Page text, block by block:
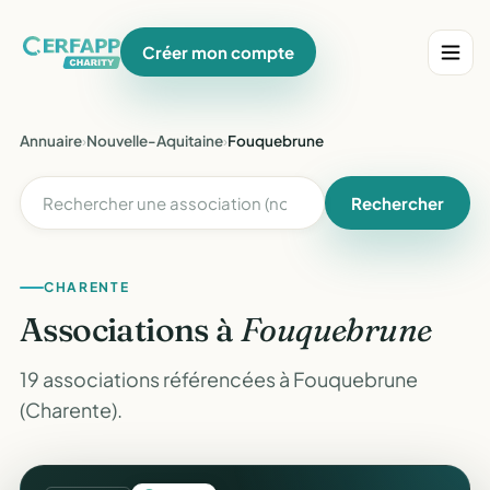
Créer mon compte
Annuaire›Nouvelle-Aquitaine›Fouquebrune
Rechercher
CHARENTE
Associations àFouquebrune
19 associations référencées à Fouquebrune
(Charente).